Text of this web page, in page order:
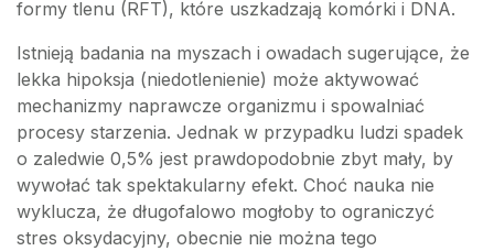
formy tlenu (RFT), które uszkadzają komórki i DNA.
Istnieją badania na myszach i owadach sugerujące, że
lekka hipoksja (niedotlenienie) może aktywować
mechanizmy naprawcze organizmu i spowalniać
procesy starzenia. Jednak w przypadku ludzi spadek
o zaledwie 0,5% jest prawdopodobnie zbyt mały, by
wywołać tak spektakularny efekt. Choć nauka nie
wyklucza, że długofalowo mogłoby to ograniczyć
stres oksydacyjny, obecnie nie można tego